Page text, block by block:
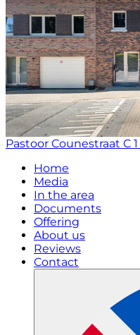
Pastoor Counestraat C 1
Home
Media
In the area
Documents
Offering
About us
Reviews
Contact